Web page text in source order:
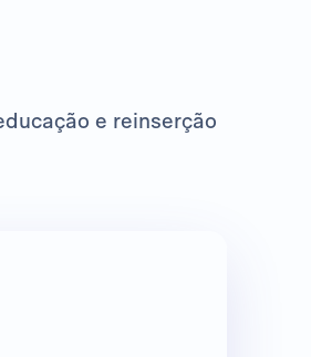
e reinserção